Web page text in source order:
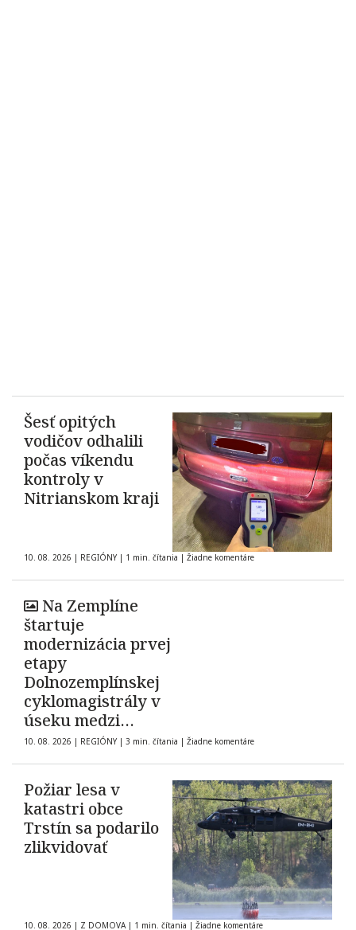
Šesť opitých
vodičov odhalili
počas víkendu
kontroly v
Nitrianskom kraji
10. 08. 2026 | REGIÓNY | 1 min. čítania | Žiadne komentáre
Na Zemplíne
štartuje
modernizácia prvej
etapy
Dolnozemplínskej
cyklomagistrály v
úseku medzi
obcami Borša a
Zatín
10. 08. 2026 | REGIÓNY | 3 min. čítania | Žiadne komentáre
Požiar lesa v
katastri obce
Trstín sa podarilo
zlikvidovať
10. 08. 2026 | Z DOMOVA | 1 min. čítania | Žiadne komentáre